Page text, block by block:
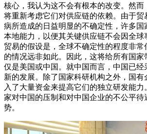
核心，我认为这不会有根本的改变。然而
将重新考虑它们对供应链的依赖。由于贸
病所造成的日益明显的不确定性，许多国
本地能力，以便其关键供应链不会因全球
贸易的假设是，全球不确定性的程度非常
的情况远非如此。因此，这将给所有国家
仅是美国或中国。就中国而言，中国已经
新的发展。除了国家科研机构之外，国有
入了大量资金来提高它们的独立研发能力
家对中国的压制和对中国企业的不公平待
势。